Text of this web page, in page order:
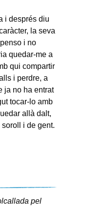
i després diu
la seva
i no
quedar-me a
qui compartir
i perdre, a
ja no ha entrat
tocar-lo amb
allà dalt,
i de gent.
pel